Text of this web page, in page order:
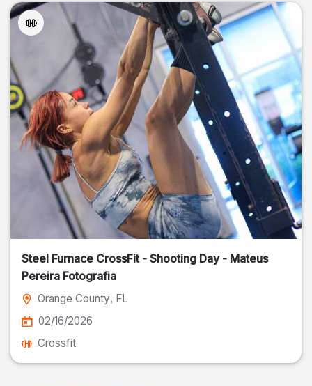
Steel Furnace CrossFit - Shooting Day - Mateus
Pereira Fotografia
Orange County, FL
02/16/2026
Crossfit